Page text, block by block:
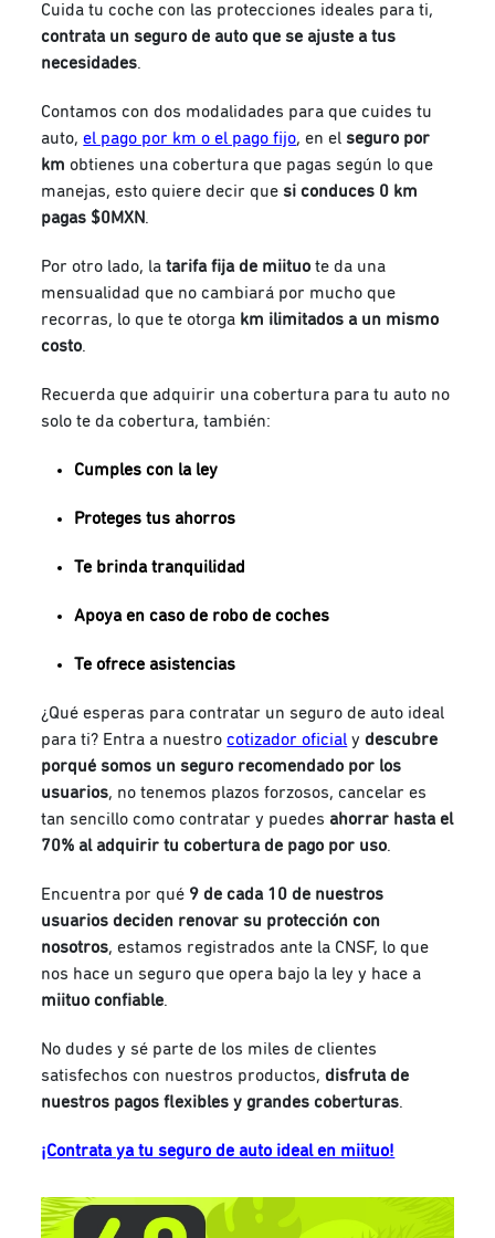
Cuida tu coche con las protecciones ideales para ti,
contrata un seguro de auto que se ajuste a tus
necesidades.
Contamos con dos modalidades para que cuides tu
auto,el pago por km o el pago fijo, en elseguro por
km obtienes una cobertura que pagas según lo que
manejas, esto quiere decir quesi conduces 0 km
pagas $0MXN.
Por otro lado, latarifa fija de miituote da una
mensualidad que no cambiará por mucho que
recorras, lo que te otorga km ilimitados a un mismo
costo.
Recuerda que adquirir una cobertura para tu auto no
solo te da cobertura, también:
Cumples con la ley
Proteges tus ahorros
Te brinda tranquilidad
Apoya en caso de robo de coches
Te ofrece asistencias
¿Qué esperas para contratar un seguro de auto ideal
para ti? Entra a nuestrocotizador oficial ydescubre
porqué somos un seguro recomendado por los
usuarios, no tenemos plazos forzosos, cancelar es
tan sencillo como contratar y puedes ahorrar hasta el
70% al adquirir tu cobertura de pago por uso.
Encuentra por qué 9 de cada 10 de nuestros
usuarios deciden renovar su protección con
nosotros, estamos registrados ante la CNSF, lo que
nos hace un seguro que opera bajo la ley y hace a
miituo confiable.
No dudes y sé parte de los miles de clientes
satisfechos con nuestros productos, disfruta de
nuestros pagos flexibles y grandes coberturas.
¡Contrata ya tu seguro de auto ideal en miituo!